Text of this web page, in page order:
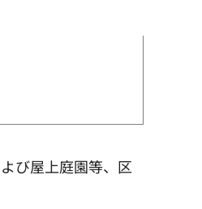
び屋上庭園等、区